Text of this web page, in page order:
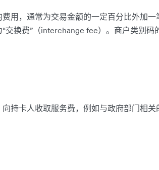
用，通常为交易金额的一定百分比外加一
交换费”（interchange fee）。商户类别码
持卡人收取服务费，例如与政府部门相关